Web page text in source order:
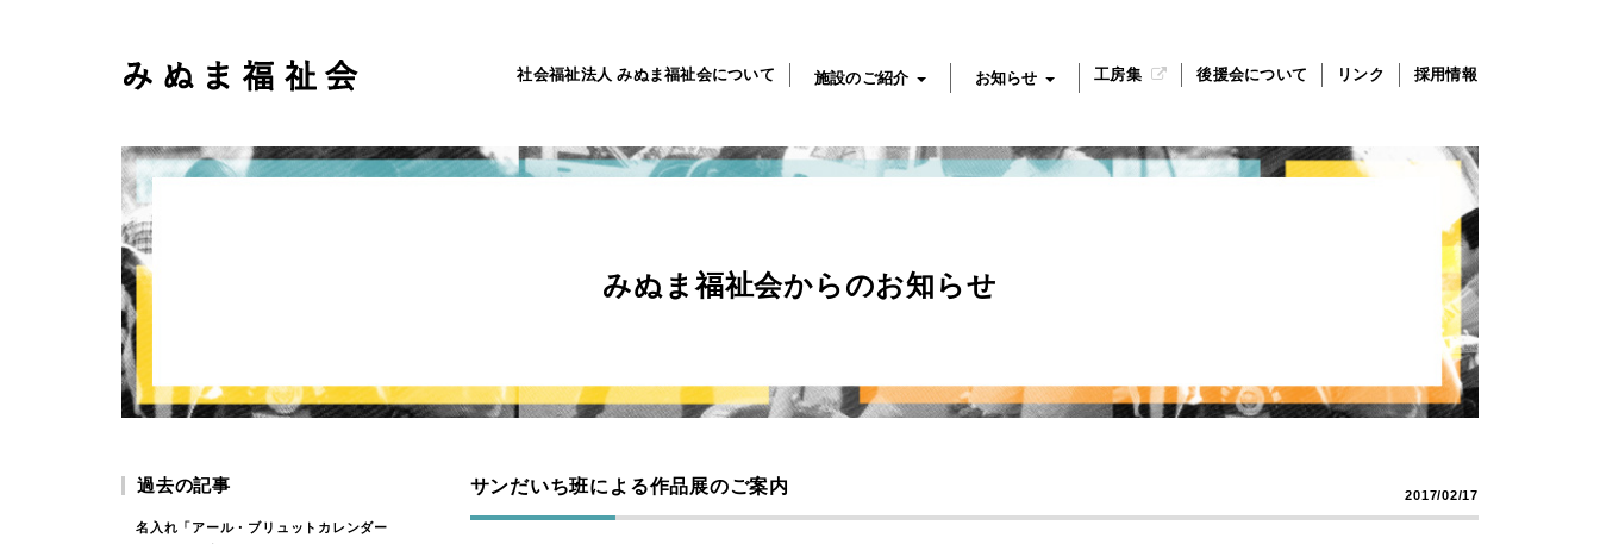
社会福祉法人 みぬま福祉会について 施設のご紹介 お知らせ 工房集 後援会について リンク 採用情報
みぬま福祉会からのお知らせ
過去の記事
名入れ「アール・ブリュットカレンダー
サンだいち班による作品展のご案内 2017/02/17